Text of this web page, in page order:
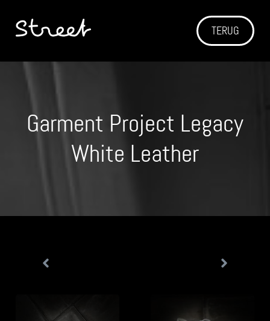
TERUG
Garment Project Legacy
White Leather